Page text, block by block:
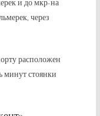
и до мкр-на
через
расположен
минут стоянки